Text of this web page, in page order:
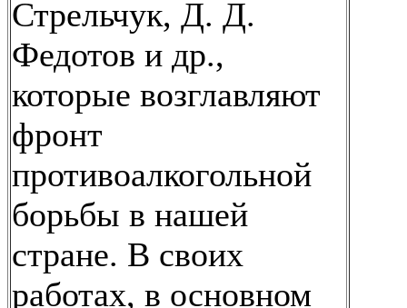
Стрельчук, Д. Д.
Федотов и др.,
которые возглавляют
фронт
противоалкогольной
борьбы в нашей
стране. В своих
работах, в основном